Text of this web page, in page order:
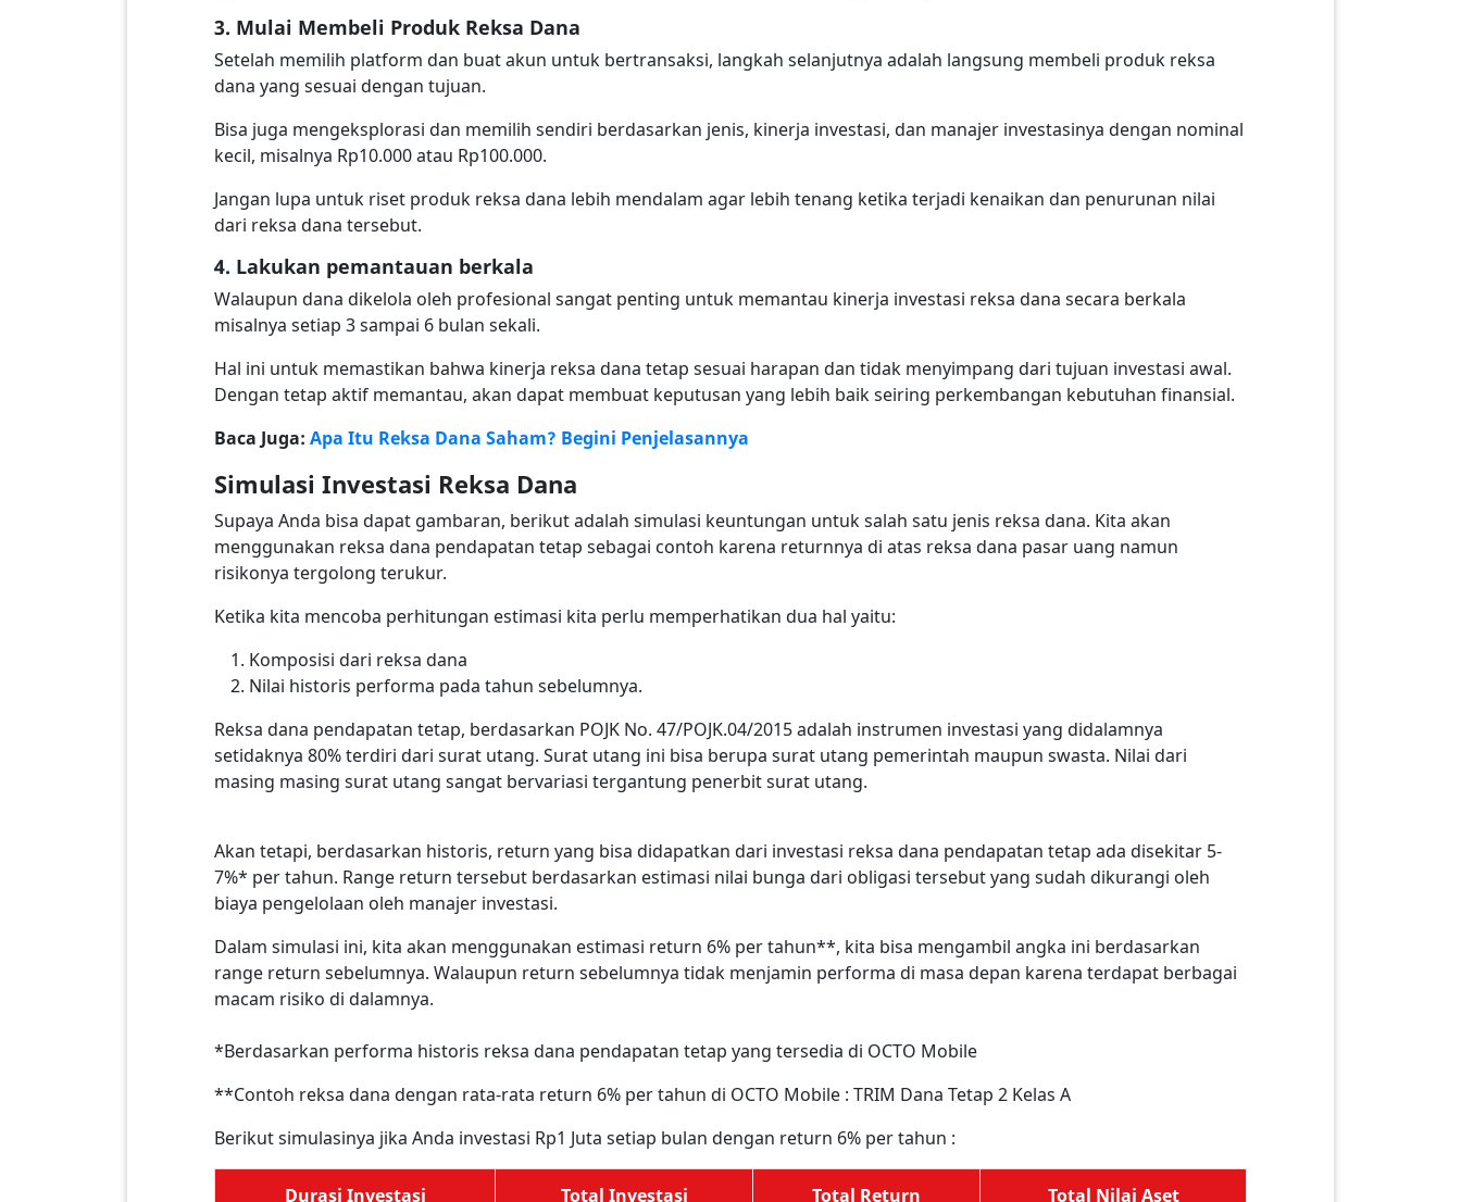
3. Mulai Membeli Produk Reksa Dana
Setelah memilih platform dan buat akun untuk bertransaksi, langkah selanjutnya adalah langsung membeli produk reksa
dana yang sesuai dengan tujuan.
Bisa juga mengeksplorasi dan memilih sendiri berdasarkan jenis, kinerja investasi, dan manajer investasinya dengan nominal
kecil, misalnya Rp10.000 atau Rp100.000.
Jangan lupa untuk riset produk reksa dana lebih mendalam agar lebih tenang ketika terjadi kenaikan dan penurunan nilai
dari reksa dana tersebut.
4. Lakukan pemantauan berkala
Walaupun dana dikelola oleh profesional sangat penting untuk memantau kinerja investasi reksa dana secara berkala
misalnya setiap 3 sampai 6 bulan sekali.
Hal ini untuk memastikan bahwa kinerja reksa dana tetap sesuai harapan dan tidak menyimpang dari tujuan investasi awal.
Dengan tetap aktif memantau, akan dapat membuat keputusan yang lebih baik seiring perkembangan kebutuhan finansial.
Baca Juga: Apa Itu Reksa Dana Saham? Begini Penjelasannya
Simulasi Investasi Reksa Dana
Supaya Anda bisa dapat gambaran, berikut adalah simulasi keuntungan untuk salah satu jenis reksa dana. Kita akan
menggunakan reksa dana pendapatan tetap sebagai contoh karena returnnya di atas reksa dana pasar uang namun
risikonya tergolong terukur.
Ketika kita mencoba perhitungan estimasi kita perlu memperhatikan dua hal yaitu:
Komposisi dari reksa dana
Nilai historis performa pada tahun sebelumnya.
Reksa dana pendapatan tetap, berdasarkan POJK No. 47/POJK.04/2015 adalah instrumen investasi yang didalamnya
setidaknya 80% terdiri dari surat utang. Surat utang ini bisa berupa surat utang pemerintah maupun swasta. Nilai dari
masing masing surat utang sangat bervariasi tergantung penerbit surat utang.
Akan tetapi, berdasarkan historis, return yang bisa didapatkan dari investasi reksa dana pendapatan tetap ada disekitar 5-
7%* per tahun. Range return tersebut berdasarkan estimasi nilai bunga dari obligasi tersebut yang sudah dikurangi oleh
biaya pengelolaan oleh manajer investasi.
Dalam simulasi ini, kita akan menggunakan estimasi return 6% per tahun**, kita bisa mengambil angka ini berdasarkan
range return sebelumnya. Walaupun return sebelumnya tidak menjamin performa di masa depan karena terdapat berbagai
macam risiko di dalamnya.
*Berdasarkan performa historis reksa dana pendapatan tetap yang tersedia di OCTO Mobile
**Contoh reksa dana dengan rata-rata return 6% per tahun di OCTO Mobile : TRIM Dana Tetap 2 Kelas A
Berikut simulasinya jika Anda investasi Rp1 Juta setiap bulan dengan return 6% per tahun :
Durasi Investasi Total Investasi Total Return Total Nilai Aset